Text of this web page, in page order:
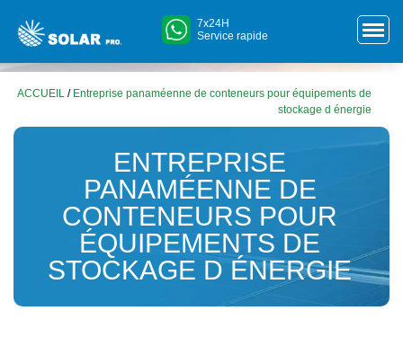
7x24H
Service rapide
ACCUEIL / Entreprise panaméenne de conteneurs pour équipements de
stockage d énergie
ENTREPRISE
PANAMÉENNE DE
CONTENEURS POUR
ÉQUIPEMENTS DE
STOCKAGE D ÉNERGIE